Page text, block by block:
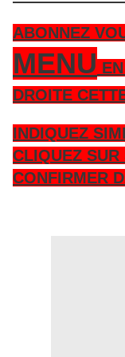
ABONNEZ
MENU
DROITE
INDIQUEZ
CLIQUEZ
CONFIRMER